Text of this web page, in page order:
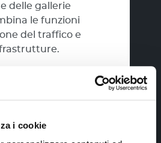
i cookie
delle gallerie
le funzioni
del traffico e
abitativi
alle grandi